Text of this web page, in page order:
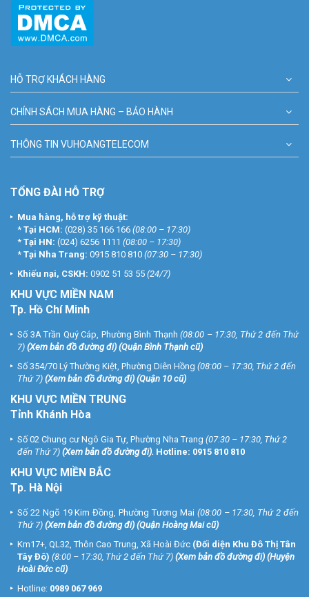
HỖ TRỢ KHÁCH HÀNG
CHÍNH SÁCH MUA HÀNG – BẢO HÀNH
THÔNG TIN VUHOANGTELECOM
TỔNG ĐÀI HỖ TRỢ
Mua hàng, hỗ trợ kỹ thuật:
* Tại HCM: (028) 35 166 166 (08:00 – 17:30)
* Tại HN: (024) 6256 1111 (08:00 – 17:30)
* Tại Nha Trang: 0915 810 810 (07:30 – 17:30)
Khiếu nại, CSKH: 0902 51 53 55 (24/7)
KHU VỰC MIỀN NAM
Tp. Hồ Chí Minh
Số 3A Trần Quý Cáp, Phường Bình Thạnh (08:00 – 17:30, Thứ 2 đến Thứ
7) (Xem bản đồ đường đi) (Quận Bình Thạnh cũ)
Số 354/70 Lý Thường Kiệt, Phường Diên Hồng (08:00 – 17:30, Thứ 2 đến
Thứ 7) (Xem bản đồ đường đi) (Quận 10 cũ)
KHU VỰC MIỀN TRUNG
Tỉnh Khánh Hòa
Số 02 Chung cư Ngô Gia Tự, Phường Nha Trang (07:30 – 17:30, Thứ 2
đến Thứ 7) (Xem bản đồ đường đi). Hotline: 0915 810 810
KHU VỰC MIỀN BẮC
Tp. Hà Nội
Số 22 Ngõ 19 Kim Đồng, Phường Tương Mai (08:00 – 17:30, Thứ 2 đến
Thứ 7) (Xem bản đồ đường đi) (Quận Hoàng Mai cũ)
Km17+, QL32, Thôn Cao Trung, Xã Hoài Đức (Đối diện Khu Đô Thị Tân
Tây Đô) (8:00 – 17:30, Thứ 2 đến Thứ 7) (Xem bản đồ đường đi) (Huyện
Hoài Đức cũ)
Hotline: 0989 067 969